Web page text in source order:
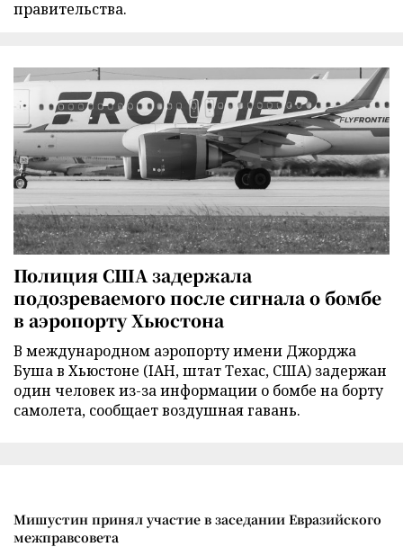
правительства.
Полиция США задержала
подозреваемого после сигнала о бомбе
в аэропорту Хьюстона
В международном аэропорту имени Джорджа
Буша в Хьюстоне (IAH, штат Техас, США) задержан
один человек из-за информации о бомбе на борту
самолета, сообщает воздушная гавань.
Мишустин принял участие в заседании Евразийского
межправсовета